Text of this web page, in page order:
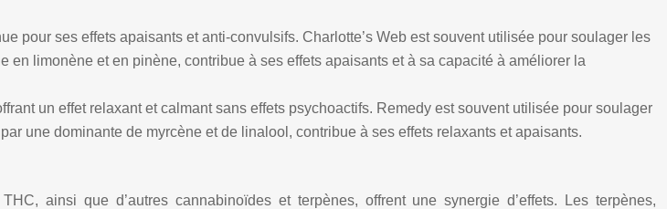
pour ses effets apaisants et anti-convulsifs. Charlotte’s Web est souvent utilisée pour soulager les
limonène et en pinène, contribue à ses effets apaisants et à sa capacité à améliorer la
un effet relaxant et calmant sans effets psychoactifs. Remedy est souvent utilisée pour soulager
une dominante de myrcène et de linalool, contribue à ses effets relaxants et apaisants.
ainsi que d’autres cannabinoïdes et terpènes, offrent une synergie d’effets. Les terpènes,